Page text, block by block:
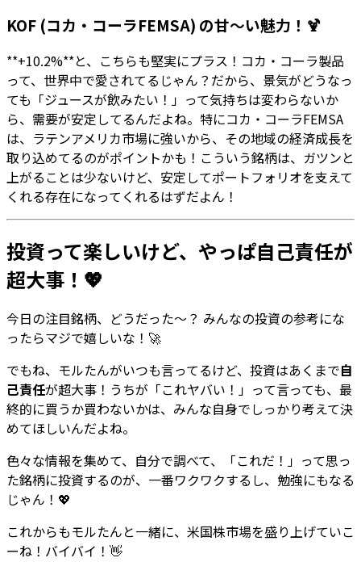
KOF (コカ・コーラFEMSA) の甘〜い魅力！🍹
**+10.2%**と、こちらも堅実にプラス！コカ・コーラ製品
って、世界中で愛されてるじゃん？だから、景気がどうなっ
ても「ジュースが飲みたい！」って気持ちは変わらないか
ら、需要が安定してるんだよね。特にコカ・コーラFEMSA
は、ラテンアメリカ市場に強いから、その地域の経済成長を
取り込めてるのがポイントかも！こういう銘柄は、ガツンと
上がることは少ないけど、安定してポートフォリオを支えて
くれる存在になってくれるはずだよん！
投資って楽しいけど、やっぱ自己責任が
超大事！💖
今日の注目銘柄、どうだった〜？ みんなの投資の参考にな
ったらマジで嬉しいな！🚀
でもね、モルたんがいつも言ってるけど、投資はあくまで自
己責任が超大事！うちが「これヤバい！」って言っても、最
終的に買うか買わないかは、みんな自身でしっかり考えて決
めてほしいんだよね。
色々な情報を集めて、自分で調べて、「これだ！」って思っ
た銘柄に投資するのが、一番ワクワクするし、勉強にもなる
じゃん！💖
これからもモルたんと一緒に、米国株市場を盛り上げていこ
ーね！バイバイ！👋